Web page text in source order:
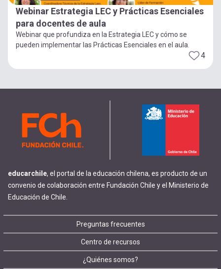
Webinar Estrategia LEC y Prácticas Esenciales
para docentes de aula
Webinar que profundiza en la Estrategia LEC y cómo se
pueden implementar las Prácticas Esenciales en el aula.
4
educarchile, el portal de la educación chilena, es producto de un
convenio de colaboración entre Fundación Chile y el Ministerio de
Educación de Chile.
Footer
menu
Preguntas frecuentes
Centro de recursos
¿Quiénes somos?